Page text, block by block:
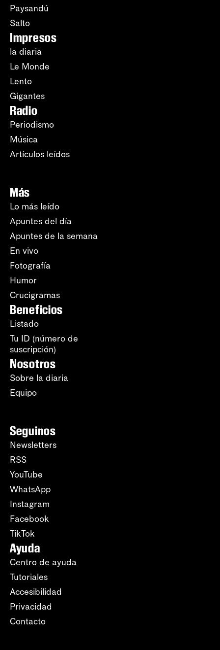
Paysandú
Salto
Impresos
la diaria
Le Monde
Lento
Gigantes
Radio
Periodismo
Música
Artículos leídos
Más
Lo más leído
Apuntes del día
Apuntes de la semana
En vivo
Fotografía
Humor
Crucigramas
Beneficios
Listado
Tu ID (número de
suscripción)
Nosotros
Sobre la diaria
Equipo
Seguinos
Newsletters
RSS
YouTube
WhatsApp
Instagram
Facebook
TikTok
Ayuda
Centro de ayuda
Tutoriales
Accesibilidad
Privacidad
Contacto